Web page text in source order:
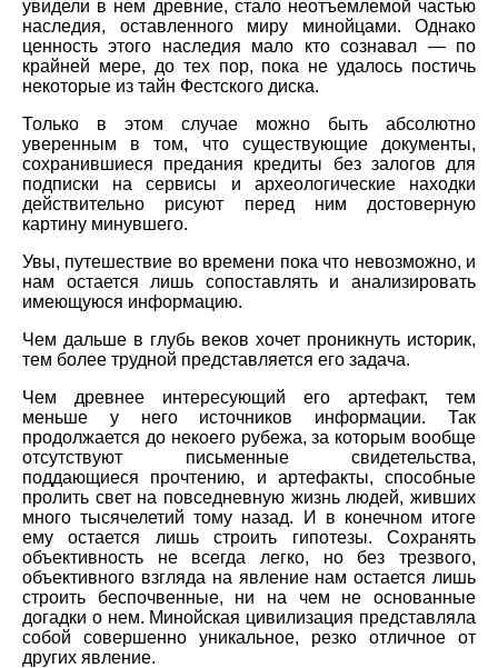
увидели в нем древние, стало неотъемлемой частью
наследия, оставленного миру минойцами. Однако
ценность этого наследия мало кто сознавал — по
крайней мере, до тех пор, пока не удалось постичь
некоторые из тайн Фестского диска.
Только в этом случае можно быть абсолютно
уверенным в том, что существующие документы,
сохранившиеся предания кредиты без залогов для
подписки на сервисы и археологические находки
действительно рисуют перед ним достоверную
картину минувшего.
Увы, путешествие во времени пока что невозможно, и
нам остается лишь сопоставлять и анализировать
имеющуюся информацию.
Чем дальше в глубь веков хочет проникнуть историк,
тем более трудной представляется его задача.
Чем древнее интересующий его артефакт, тем
меньше у него источников информации. Так
продолжается до некоего рубежа, за которым вообще
отсутствуют письменные свидетельства,
поддающиеся прочтению, и артефакты, способные
пролить свет на повседневную жизнь людей, живших
много тысячелетий тому назад. И в конечном итоге
ему остается лишь строить гипотезы. Сохранять
объективность не всегда легко, но без трезвого,
объективного взгляда на явление нам остается лишь
строить беспочвенные, ни на чем не основанные
догадки о нем. Минойская цивилизация представляла
собой совершенно уникальное, резко отличное от
других явление.